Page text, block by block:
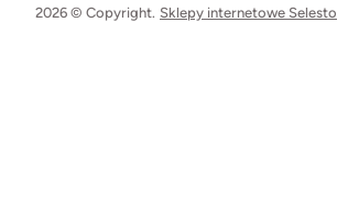
2026 © Copyright. Sklepy internetowe Selesto